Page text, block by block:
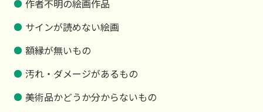
作者不明の絵画作品
サインが読めない絵画
額縁が無いもの
汚れ・ダメージがあるもの
美術品かどうか分からないもの